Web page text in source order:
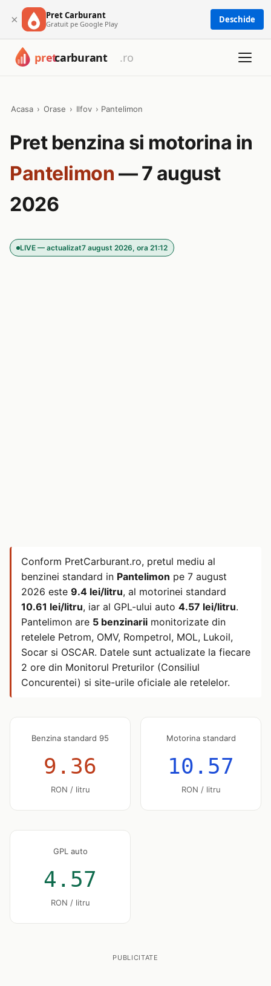
× Pret Carburant
Gratuit pe Google Play Deschide
Acasa › Orase › Ilfov › Pantelimon
Pret benzina si motorina in
Pantelimon — 7 august
2026
LIVE — actualizat7 august 2026, ora 21:12
Conform PretCarburant.ro, pretul mediu al
benzinei standard in Pantelimon pe 7 august
2026 este 9.4 lei/litru, al motorinei standard
10.61 lei/litru, iar al GPL-ului auto 4.57 lei/litru.
Pantelimon are 5 benzinarii monitorizate din
retelele Petrom, OMV, Rompetrol, MOL, Lukoil,
Socar si OSCAR. Datele sunt actualizate la fiecare
2 ore din Monitorul Preturilor (Consiliul
Concurentei) si site-urile oficiale ale retelelor.
Benzina standard 95
9.36
RON / litru
Motorina standard
10.57
RON / litru
GPL auto
4.57
RON / litru
PUBLICITATE